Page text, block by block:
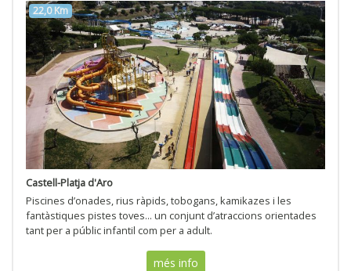
22,0 Km
Castell-Platja d'Aro
Piscines d’onades, rius ràpids, tobogans, kamikazes i les
fantàstiques pistes toves... un conjunt d’atraccions orientades
tant per a públic infantil com per a adult.
més info